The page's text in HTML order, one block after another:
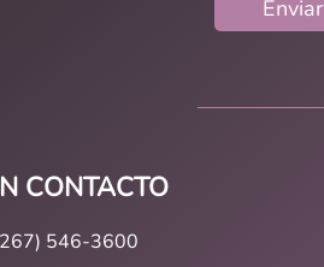
CONTACTO
546-3600